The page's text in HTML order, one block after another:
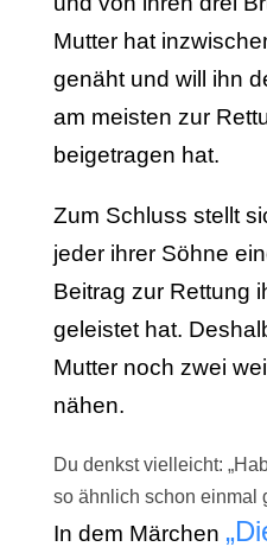
Mutter hat
genäht und will ihn
am meisten zur
beigetragen hat.
Zum Schluss stellt
jeder ihrer Söhne
Beitrag zur Rettung
geleistet hat.
Mutter noch zwei
nähen.
Du denkst vielleicht:
so ähnlich schon einmal
In dem Märchen